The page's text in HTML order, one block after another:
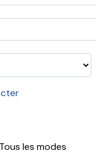
les modes